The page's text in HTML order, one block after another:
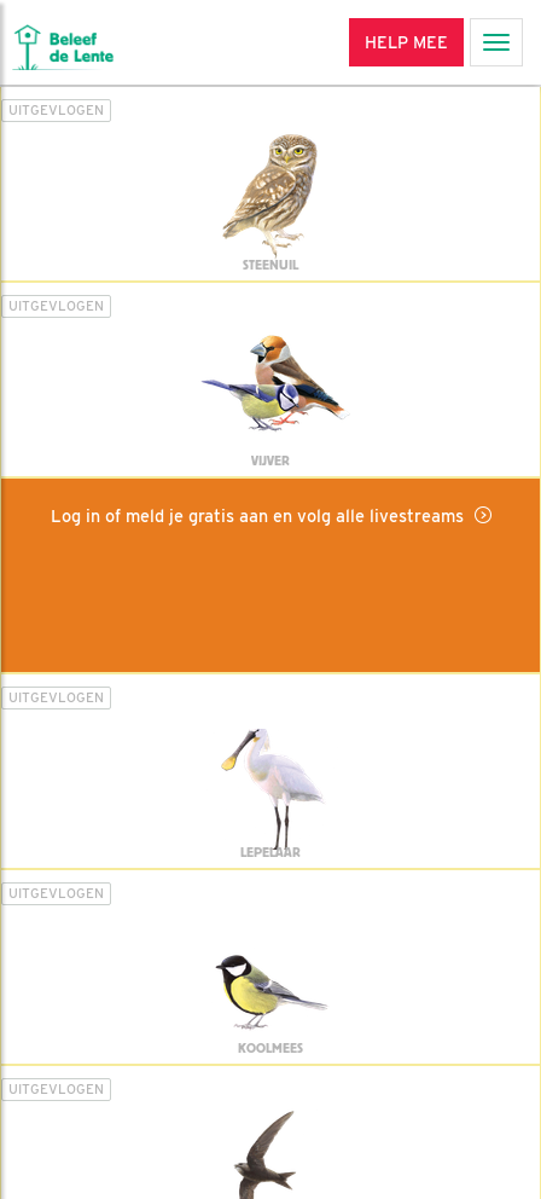
HELP MEE
UITGEVLOGEN
STEENUIL
UITGEVLOGEN
VIJVER
Log in of meld je gratis aan en volg alle livestreams
UITGEVLOGEN
LEPELAAR
UITGEVLOGEN
KOOLMEES
UITGEVLOGEN